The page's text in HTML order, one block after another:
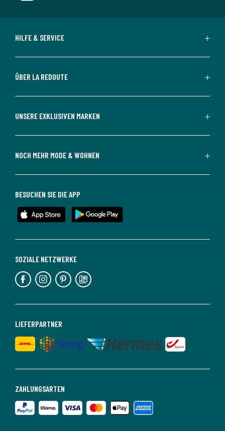
HILFE & SERVICE
ÜBER LA REDOUTE
UNSERE EXKLUSIVEN MARKEN
NOCH MEHR MODE & WOHNEN
ZAHLUNGSARTEN
LIEFERPARTNER
SOZIALE NETZWERKE
BESUCHEN SIE DIE APP